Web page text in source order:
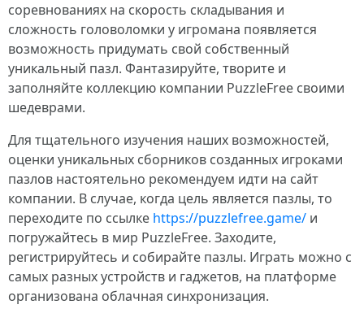
соревнованиях на скорость складывания и
сложность головоломки у игромана появляется
возможность придумать свой собственный
уникальный пазл. Фантазируйте, творите и
заполняйте коллекцию компании PuzzleFree своими
шедеврами.
Для тщательного изучения наших возможностей,
оценки уникальных сборников созданных игроками
пазлов настоятельно рекомендуем идти на сайт
компании. В случае, когда цель является пазлы, то
переходите по ссылке https://puzzlefree.game/ и
погружайтесь в мир PuzzleFree. Заходите,
регистрируйтесь и собирайте пазлы. Играть можно с
самых разных устройств и гаджетов, на платформе
организована облачная синхронизация.